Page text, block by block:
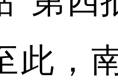
此，